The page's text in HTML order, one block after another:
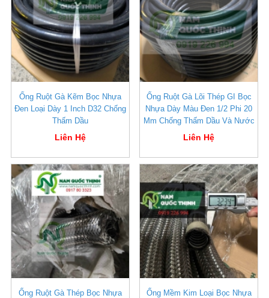
Ống Ruột Gà Kẽm Bọc Nhựa
Đen Loại Dày 1 Inch D32 Chống
Thấm Dầu
Liên Hệ
Ống Ruột Gà Lõi Thép GI Bọc
Nhựa Dày Màu Đen 1/2 Phi 20
Mm Chống Thấm Dầu Và Nước
Liên Hệ
Ống Ruột Gà Thép Bọc Nhựa
Ống Mềm Kim Loại Bọc Nhựa